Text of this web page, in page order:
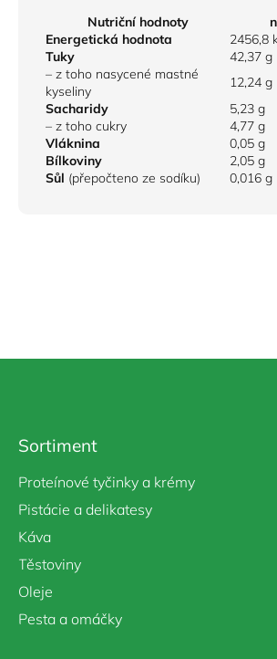
Nutriční hodnoty
Energetická hodnota
2456,8
Tuky
42,37 g
– z toho nasycené mastné
kyseliny
12,24 g
Sacharidy
5,23 g
– z toho cukry
4,77 g
Vláknina
0,05 g
Bílkoviny
2,05 g
Sůl (přepočteno ze sodíku) 0,016 g
Sortiment
Proteínové tyčinky a krémy
Pistácie a delikatesy
Káva
Těstoviny
Oleje
Pesta a omáčky